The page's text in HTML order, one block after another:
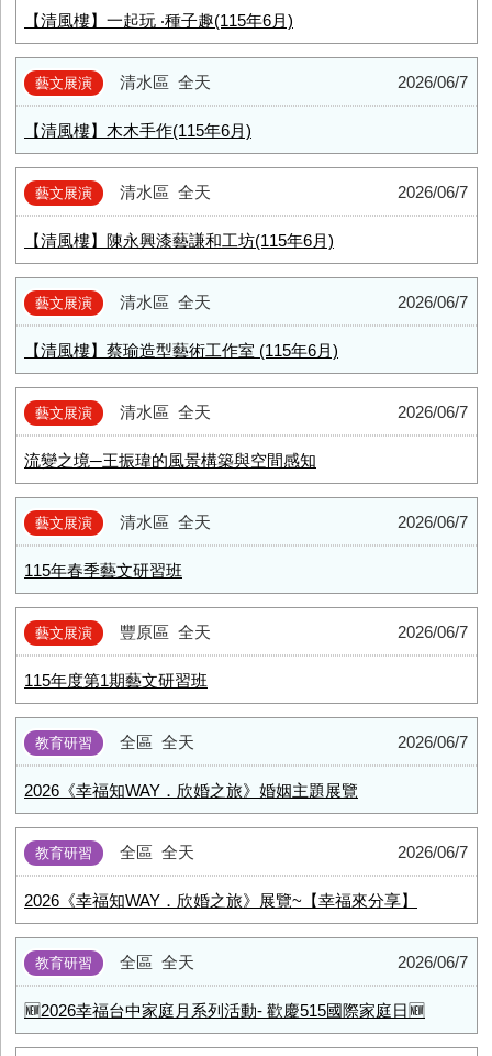
【清風樓】一起玩 ‧種子趣(115年6月)
藝文展演 清水區 2026/06/7
全天
【清風樓】木木手作(115年6月)
藝文展演 清水區 2026/06/7
全天
【清風樓】陳永興漆藝謙和工坊(115年6月)
藝文展演 清水區 2026/06/7
全天
【清風樓】蔡瑜造型藝術工作室 (115年6月)
藝文展演 清水區 2026/06/7
全天
流變之境─王振瑋的風景構築與空間感知
藝文展演 清水區 2026/06/7
全天
115年春季藝文研習班
藝文展演 豐原區 2026/06/7
全天
115年度第1期藝文研習班
教育研習 全區 2026/06/7
全天
2026《幸福知WAY．欣婚之旅》婚姻主題展覽
教育研習 全區 2026/06/7
全天
2026《幸福知WAY．欣婚之旅》展覽~【幸福來分享】
教育研習 全區 2026/06/7
全天
🆕2026幸福台中家庭月系列活動- 歡慶515國際家庭日🆕